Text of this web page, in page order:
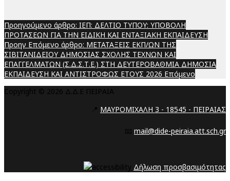
Προηγούμενο άρθρο: ΙΕΠ: ΔΕΛΤΙΟ ΤΥΠΟΥ: ΥΠΟΒΟΛΗ
ΠΡΟΤΑΣΕΩΝ ΓΙΑ ΤΗΝ ΕΙΔΙΚΗ ΚΑΙ ΕΝΤΑΞΙΑΚΗ ΕΚΠΑΙΔΕΥΣΗ
Προηγ Επόμενο άρθρο: ΜΕΤΑΤΑΞΕΙΣ ΕΚΠ/ΩΝ ΤΗΣ
ΣΙΒΙΤΑΝΙΔΕΙΟΥ ΔΗΜΟΣΙΑΣ ΣΧΟΛΗΣ ΤΕΧΝΩΝ ΚΑΙ
ΕΠΑΓΓΕΛΜΑΤΩΝ (Σ.Δ.Σ.Τ.Ε.) ΣΤΗ ΔΕΥΤΕΡΟΒΑΘΜΙΑ ΔΗΜΟΣΙΑ
ΕΚΠΑΙΔΕΥΣΗ ΚΑΙ ΑΝΤΙΣΤΡΟΦΩΣ ΕΤΟΥΣ 2026 Επόμενο
Copyright © 2026 Δ.Δ.Ε ΠΕΙΡΑΙΑ
📍 ΜΑΥΡΟΜΙΧΑΛΗ 3 - 18545 - ΠΕΙΡΑΙΑΣ
📧 mail@dide-peiraia.att.sch.gr
Δήλωση προσβασιμότητας